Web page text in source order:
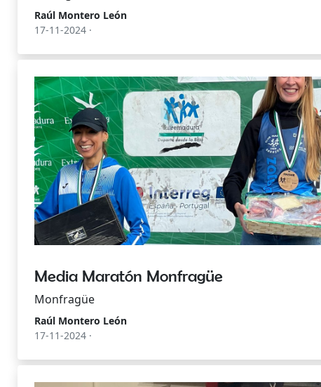
Raúl Montero León
17-11-2024 ·
Media Maratón Monfragüe
Monfragüe
Raúl Montero León
17-11-2024 ·